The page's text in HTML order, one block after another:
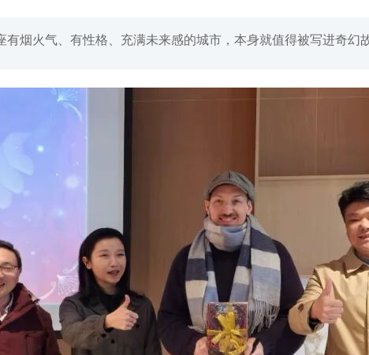
烟火气、有性格、充满未来感的城市，本身就值得被写进奇幻